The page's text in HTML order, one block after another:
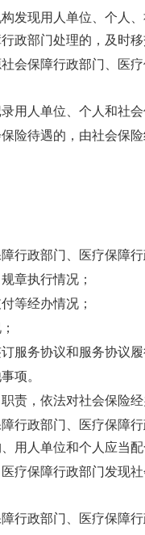
发现用人单位、个人
政部门处理的，及时
会保障行政部门、医
用人单位、个人和社
险待遇的，由社会保
行政部门、医疗保障
章执行情况；
等经办情况；
服务协议和服务协议
项。
责，依法对社会保险
行政部门、医疗保障
用人单位和个人应当
疗保障行政部门发现
行政部门、医疗保障